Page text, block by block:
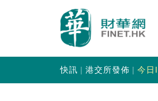
快訊 港交所發佈 今日